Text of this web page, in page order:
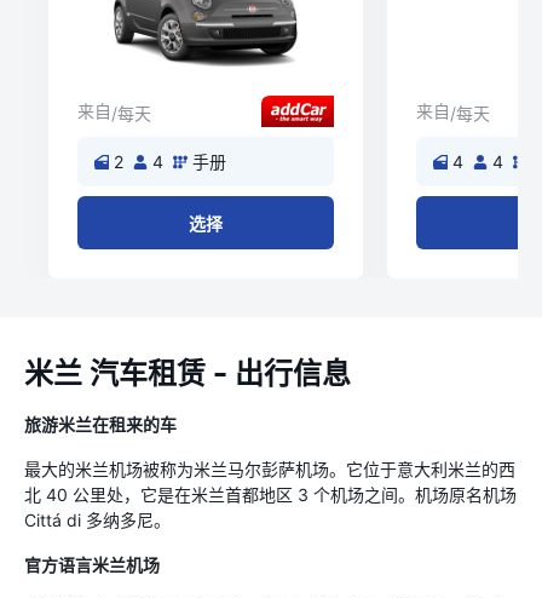
来自/每天
2 4 手册
选择
来自/每天
4 4
米兰 汽车租赁 - 出行信息
旅游米兰在租来的车
最大的米兰机场被称为米兰马尔彭萨机场。它位于意大利米兰的西
北 40 公里处，它是在米兰首都地区 3 个机场之间。机场原名机场
Cittá di 多纳多尼。
官方语言米兰机场